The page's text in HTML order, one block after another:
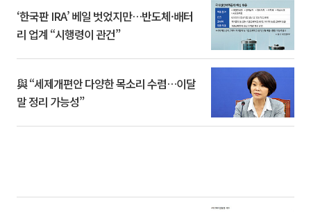
‘한국판 IRA’ 베일 벗었지만…반도체·배터
리 업계 “시행령이 관건”
與 “세제개편안 다양한 목소리 수렴…이달
말 정리 가능성”